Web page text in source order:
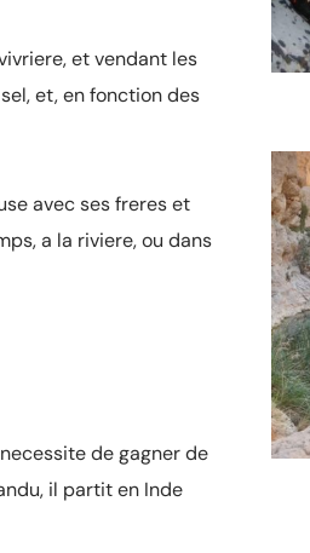
et vendant les
et, en fonction des
avec ses freres et
a la riviere, ou dans
de gagner de
il partit en Inde